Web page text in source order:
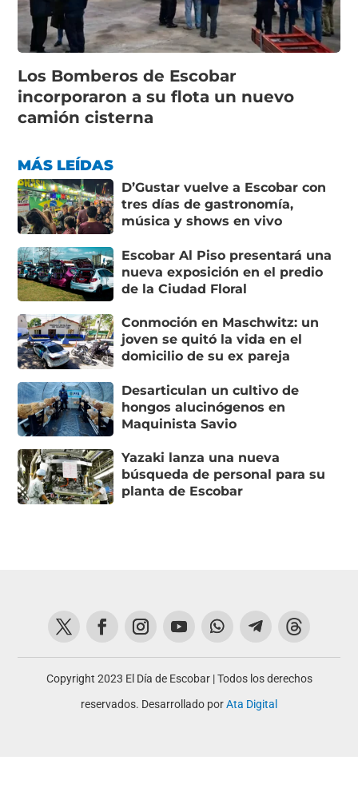
Los Bomberos de Escobar
incorporaron a su flota un nuevo
camión cisterna
MÁS LEÍDAS
D’Gustar vuelve a Escobar con
tres días de gastronomía,
música y shows en vivo
Escobar Al Piso presentará una
nueva exposición en el predio
de la Ciudad Floral
Conmoción en Maschwitz: un
joven se quitó la vida en el
domicilio de su ex pareja
Desarticulan un cultivo de
hongos alucinógenos en
Maquinista Savio
Yazaki lanza una nueva
búsqueda de personal para su
planta de Escobar
Copyright 2023 El Día de Escobar | Todos los derechos
reservados. Desarrollado porAta Digital